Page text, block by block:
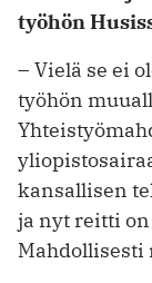
työhön
– Vielä se ei
työhön
kansallisen
ja nyt reitti
Mahdollisesti